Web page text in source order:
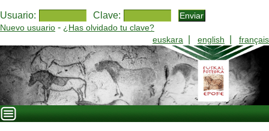
Usuario: Clave:
Nuevo usuario - ¿Has olvidado tu clave?
euskara
english français